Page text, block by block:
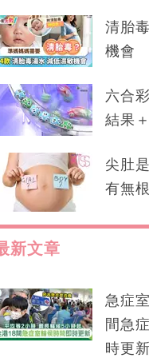
清胎
機會
六合
結果
尖肚
有無
新文章
急症
間急
時更新